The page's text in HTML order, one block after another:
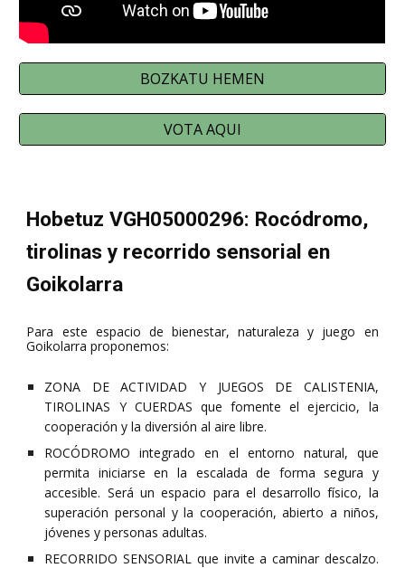
BOZKATU HEMEN
VOTA AQUI
Hobetuz VGH05000296: Rocódromo,
tirolinas y recorrido sensorial en
Goikolarra
Para este espacio de bienestar, naturaleza y juego en
Goikolarra proponemos:
ZONA DE ACTIVIDAD Y JUEGOS DE CALISTENIA,
TIROLINAS Y CUERDAS que fomente el ejercicio, la
cooperación y la diversión al aire libre.
ROCÓDROMO integrado en el entorno natural, que
permita iniciarse en la escalada de forma segura y
accesible. Será un espacio para el desarrollo físico, la
superación personal y la cooperación, abierto a niños,
jóvenes y personas adultas.
RECORRIDO SENSORIAL que invite a caminar descalzo.